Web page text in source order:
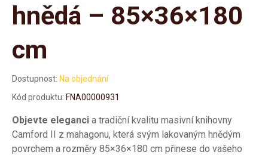
hnědá – 85×36×180
cm
Dostupnost: Na objednání
Kód produktu: FNA00000931
Objevte eleganci a tradiční kvalitu masivní knihovny
Camford II z mahagonu, která svým lakovaným hnědým
povrchem a rozměry 85×36×180 cm přinese do vašeho